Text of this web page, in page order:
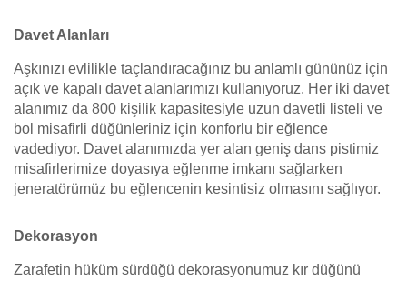
Davet Alanları
Aşkınızı evlilikle taçlandıracağınız bu anlamlı gününüz için
açık ve kapalı davet alanlarımızı kullanıyoruz. Her iki davet
alanımız da 800 kişilik kapasitesiyle uzun davetli listeli ve
bol misafirli düğünleriniz için konforlu bir eğlence
vadediyor. Davet alanımızda yer alan geniş dans pistimiz
misafirlerimize doyasıya eğlenme imkanı sağlarken
jeneratörümüz bu eğlencenin kesintisiz olmasını sağlıyor.
Dekorasyon
Zarafetin hüküm sürdüğü dekorasyonumuz kır düğünü